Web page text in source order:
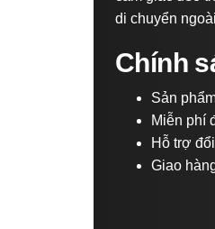
di chuyển
Chính
Sản
Miễn phí
Hỗ trợ
Giao